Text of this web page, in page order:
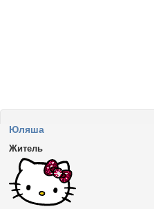
Юляша
Житель